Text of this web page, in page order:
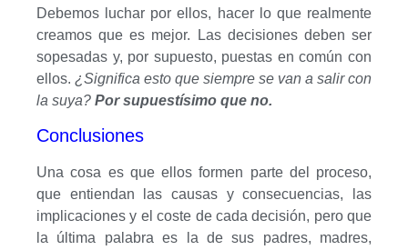
Debemos luchar por ellos, hacer lo que realmente
creamos que es mejor. Las decisiones deben ser
sopesadas y, por supuesto, puestas en común con
ellos. ¿Significa esto que siempre se van a salir con
la suya? Por supuestísimo que no.
Conclusiones
Una cosa es que ellos formen parte del proceso,
que entiendan las causas y consecuencias, las
implicaciones y el coste de cada decisión, pero que
la última palabra es la de sus padres, madres,